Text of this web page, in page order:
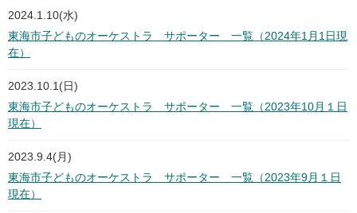
2024.1.10(水)
東海市子どものオーケストラ サポーター 一覧（2024年1月1日現
在）
2023.10.1(日)
東海市子どものオーケストラ サポーター 一覧（2023年10月１日
現在）
2023.9.4(月)
東海市子どものオーケストラ サポーター 一覧（2023年9月１日
現在）